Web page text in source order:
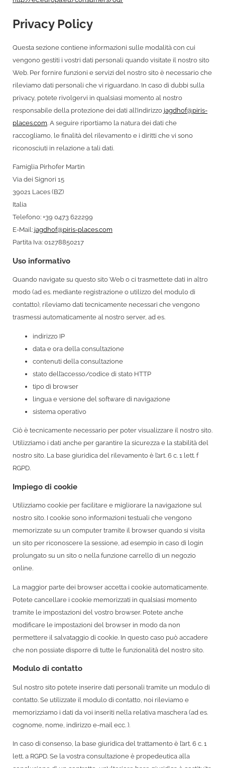
Privacy Policy
Questa sezione contiene informazioni sulle modalità con cui
vengono gestiti i vostri dati personali quando visitate il nostro sito
Web. Per fornire funzioni e servizi del nostro sito è necessario che
rileviamo dati personali che vi riguardano. In caso di dubbi sulla
privacy, potete rivolgervi in qualsiasi momento al nostro
responsabile della protezione dei dati all’indirizzo jagdhof@piris-
places.com. A seguire riportiamo la natura dei dati che
raccogliamo, le finalità del rilevamento e i diritti che vi sono
riconosciuti in relazione a tali dati.
Famiglia Pirhofer Martin
Via dei Signori 15
39021 Laces (BZ)
Italia
Telefono: +39 0473 622299
E-Mail: jagdhof@piris-places.com
Partita Iva: 01278850217
Uso informativo
Quando navigate su questo sito Web o ci trasmettete dati in altro
modo (ad es. mediante registrazione o utilizzo del modulo di
contatto), rileviamo dati tecnicamente necessari che vengono
trasmessi automaticamente al nostro server, ad es.
indirizzo IP
data e ora della consultazione
contenuti della consultazione
stato dell’accesso/codice di stato HTTP
tipo di browser
lingua e versione del software di navigazione
sistema operativo
Ciò è tecnicamente necessario per poter visualizzare il nostro sito.
Utilizziamo i dati anche per garantire la sicurezza e la stabilità del
nostro sito. La base giuridica del rilevamento è l’art. 6 c. 1 lett. f
RGPD.
Impiego di cookie
Utilizziamo cookie per facilitare e migliorare la navigazione sul
nostro sito. I cookie sono informazioni testuali che vengono
memorizzate su un computer tramite il browser quando si visita
un sito per riconoscere la sessione, ad esempio in caso di login
prolungato su un sito o nella funzione carrello di un negozio
online.
La maggior parte dei browser accetta i cookie automaticamente.
Potete cancellare i cookie memorizzati in qualsiasi momento
tramite le impostazioni del vostro browser. Potete anche
modificare le impostazioni del browser in modo da non
permettere il salvataggio di cookie. In questo caso può accadere
che non possiate disporre di tutte le funzionalità del nostro sito.
Modulo di contatto
Sul nostro sito potete inserire dati personali tramite un modulo di
contatto. Se utilizzate il modulo di contatto, noi rileviamo e
memorizziamo i dati da voi inseriti nella relativa maschera (ad es.
cognome, nome, indirizzo e-mail ecc. ).
In caso di consenso, la base giuridica del trattamento è l’art. 6 c. 1
lett. a RGPD. Se la vostra consultazione è propedeutica alla